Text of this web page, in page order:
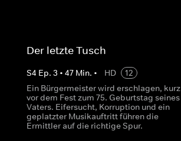
Der letzte Tusch
S4 Ep. 3 • 47Min. • HD
12
Ein Bürgermeister wird erschlagen, kurz
vor dem Fest zum 75. Geburtstag seines
Vaters. Eifersucht, Korruption und ein
geplatzter Musikauftritt führen die
Ermittler auf die richtige Spur.